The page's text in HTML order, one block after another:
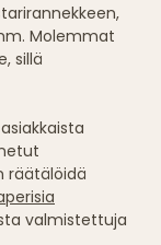
Molemmat
sillä
räätälöidä
valmistettuja